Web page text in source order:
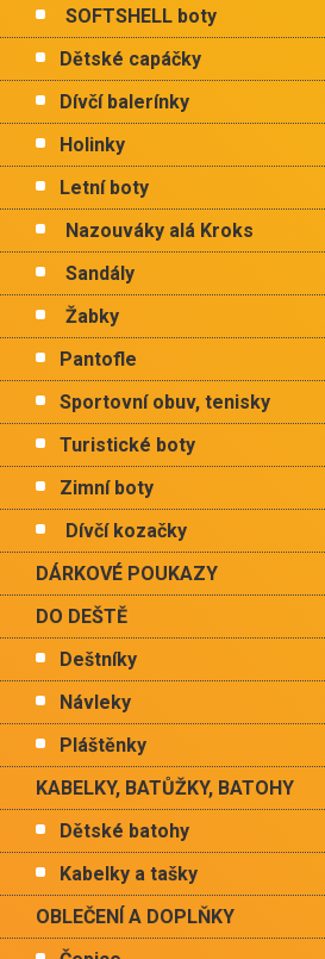
SOFTSHELL boty
Dětské capáčky
Dívčí balerínky
Holinky
Letní boty
Nazouváky alá Kroks
Sandály
Žabky
Pantofle
Sportovní obuv, tenisky
Turistické boty
Zimní boty
Dívčí kozačky
DÁRKOVÉ POUKAZY
DO DEŠTĚ
Deštníky
Návleky
Pláštěnky
KABELKY, BATŮŽKY, BATOHY
Dětské batohy
Kabelky a tašky
OBLEČENÍ A DOPLŇKY